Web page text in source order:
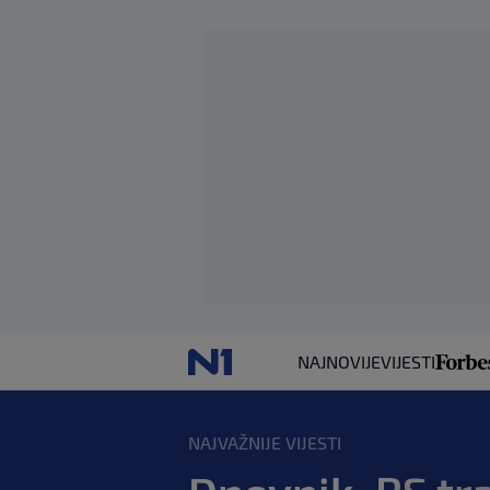
NAJNOVIJEVIJESTI
NAJVAŽNIJE VIJESTI